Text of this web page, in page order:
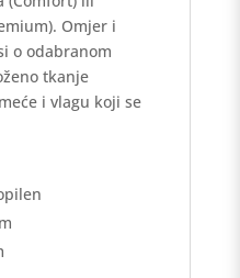
Omjer i
o odabranom
tkanje
i vlagu koji se